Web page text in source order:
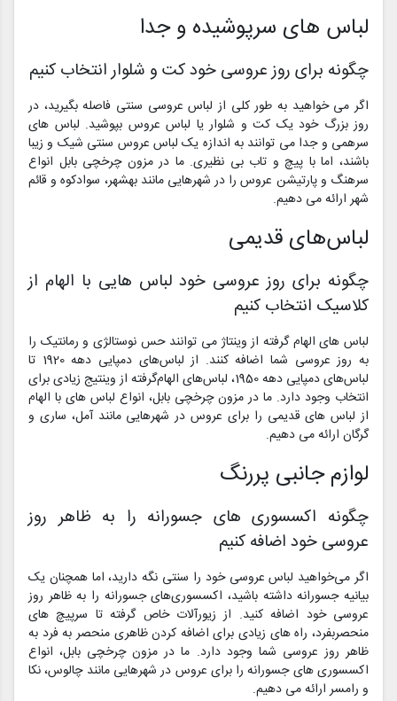
لباس های سرپوشیده و جدا
چگونه برای روز عروسی خود کت و شلوار انتخاب کنیم
اگر می خواهید به طور کلی از لباس عروسی سنتی فاصله بگیرید، در
روز بزرگ خود یک کت و شلوار یا لباس عروس بپوشید. لباس های
سرهمی و جدا می توانند به اندازه یک لباس عروس سنتی شیک و زیبا
باشند، اما با پیچ و تاب بی نظیری. ما در مزون چرخچی بابل انواع
سرهنگ و پارتیشن عروس را در شهرهایی مانند بهشهر، سوادکوه و قائم
شهر ارائه می دهیم.
لباس‌های قدیمی
چگونه برای روز عروسی خود لباس هایی با الهام از
کلاسیک انتخاب کنیم
لباس های الهام گرفته از وینتاژ می توانند حس نوستالژی و رمانتیک را
به روز عروسی شما اضافه کنند. از لباس‌های دمپایی دهه 1920 تا
لباس‌های دمپایی دهه 1950، لباس‌های الهام‌گرفته از وینتیج زیادی برای
انتخاب وجود دارد. ما در مزون چرخچی بابل، انواع لباس های با الهام
از لباس های قدیمی را برای عروس در شهرهایی مانند آمل، ساری و
گرگان ارائه می دهیم.
لوازم جانبی پررنگ
چگونه اکسسوری های جسورانه را به ظاهر روز
عروسی خود اضافه کنیم
اگر می‌خواهید لباس عروسی خود را سنتی نگه دارید، اما همچنان یک
بیانیه جسورانه داشته باشید، اکسسوری‌های جسورانه را به ظاهر روز
عروسی خود اضافه کنید. از زیورآلات خاص گرفته تا سرپیچ های
منحصربفرد، راه های زیادی برای اضافه کردن ظاهری منحصر به فرد به
ظاهر روز عروسی شما وجود دارد. ما در مزون چرخچی بابل، انواع
اکسسوری های جسورانه را برای عروس در شهرهایی مانند چالوس، نکا
و رامسر ارائه می دهیم.